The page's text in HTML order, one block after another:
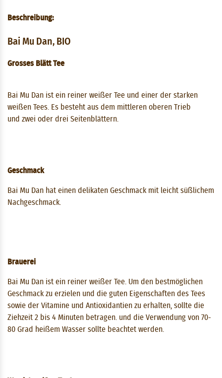
Beschreibung:
Bai Mu Dan, BIO
Grosses Blätt Tee
Bai Mu Dan ist ein reiner weißer Tee und einer der starken
weißen Tees. Es besteht aus dem mittleren oberen Trieb
und zwei oder drei Seitenblättern.
Geschmack
Bai Mu Dan hat einen delikaten Geschmack mit leicht süßlichem
Nachgeschmack.
Brauerei
Bai Mu Dan ist ein reiner weißer Tee. Um den bestmöglichen
Geschmack zu erzielen und die guten Eigenschaften des Tees
sowie der Vitamine und Antioxidantien zu erhalten, sollte die
Ziehzeit 2 bis 4 Minuten betragen. und die Verwendung von 70-
80 Grad heißem Wasser sollte beachtet werden.